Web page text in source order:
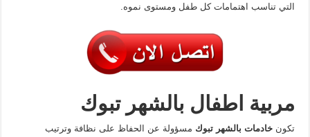
التي تناسب اهتمامات كل طفل ومستوى نموه.
مربية اطفال بالشهر تبوك
تكونخادمات بالشهر تبوك مسؤولة عن الحفاظ على نظافة وترتيب